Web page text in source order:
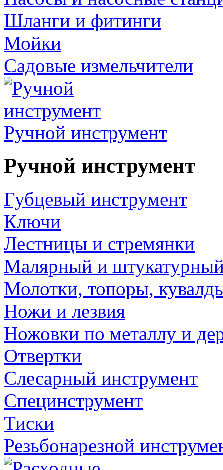
Шланги и фитинги
Мойки
Садовые измельчители
Ручной инструмент
Ручной инструмент
Губцевый инструмент
Ключи
Лестницы и стремянки
Малярный и
Молотки, топоры,
Ножи и лезвия
Ножовки по металлу и
Отвертки
Слесарный инструмент
Специнструмент
Тиски
Резьбонарезной